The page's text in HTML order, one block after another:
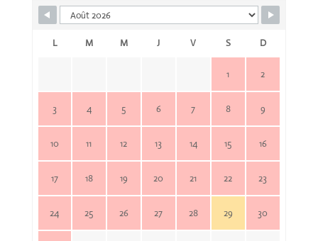
L M M J V S D
1 2
3 4 5 6 7 8 9
10 11 12 13 14 15 16
17 18 19 20 21 22 23
24 25 26 27 28 29 30